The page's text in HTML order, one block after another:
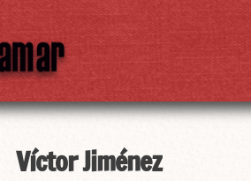
Víctor Jiménez